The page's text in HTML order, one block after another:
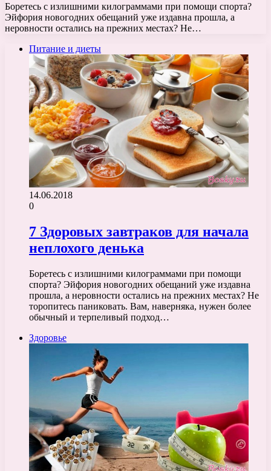
Боретесь с излишними килограммами при помощи спорта?
Эйфория новогодних обещаний уже издавна прошла, а
неровности остались на прежних местах? Не…
Питание и диеты
14.06.2018
0
7 Здоровых завтраков для начала
неплохого денька
Боретесь с излишними килограммами при помощи
спорта? Эйфория новогодних обещаний уже издавна
прошла, а неровности остались на прежних местах? Не
торопитесь паниковать. Вам, наверняка, нужен более
обычный и терпеливый подход…
Здоровье